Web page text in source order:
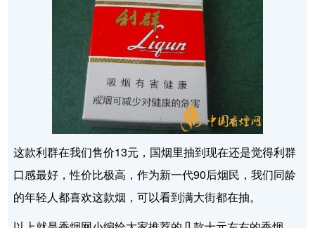
这款利群在我们售价13元，国烟里抽到现在还是觉得利群
口感最好，性价比极高，作为新一代90后烟民，我们同龄
的年轻人都喜欢这款烟，可以看到满大街都在抽。